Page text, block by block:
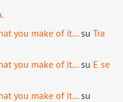
you make of it… su Tra
you make of it… su E se
you make of it… su